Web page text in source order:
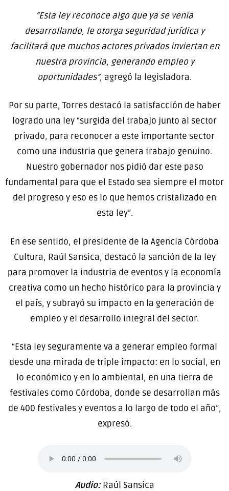
“Esta ley reconoce algo que ya se venía
desarrollando, le otorga seguridad jurídica y
facilitará que muchos actores privados inviertan en
nuestra provincia, generando empleo y
oportunidades”, agregó la legisladora.
Por su parte, Torres destacó la satisfacción de haber
logrado una ley “surgida del trabajo junto al sector
privado, para reconocer a este importante sector
como una industria que genera trabajo genuino.
Nuestro gobernador nos pidió dar este paso
fundamental para que el Estado sea siempre el motor
del progreso y eso es lo que hemos cristalizado en
esta ley”.
En ese sentido, el presidente de la Agencia Córdoba
Cultura, Raúl Sansica, destacó la sanción de la ley
para promover la industria de eventos y la economía
creativa como un hecho histórico para la provincia y
el país, y subrayó su impacto en la generación de
empleo y el desarrollo integral del sector.
“Esta ley seguramente va a generar empleo formal
desde una mirada de triple impacto: en lo social, en
lo económico y en lo ambiental, en una tierra de
festivales como Córdoba, donde se desarrollan más
de 400 festivales y eventos a lo largo de todo el año”,
expresó.
Audio:Raúl Sansica